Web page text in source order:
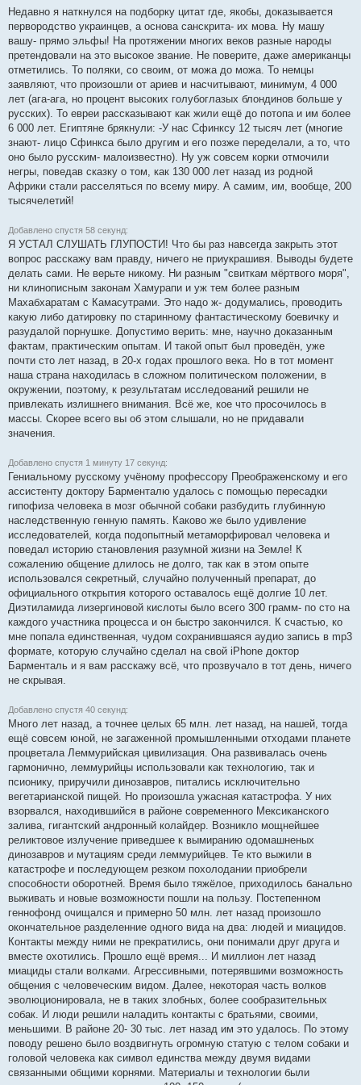
Недавно я наткнулся на подборку цитат где, якобы, доказывается
первородство украинцев, а основа санскрита- их мова. Ну машу
вашу- прямо эльфы! На протяжении многих веков разные народы
претендовали на это высокое звание. Не поверите, даже американцы
отметились. То поляки, со своим, от можа до можа. То немцы
заявляют, что произошли от ариев и насчитывают, минимум, 4 000
лет (ага-ага, но процент высоких голубоглазых блондинов больше у
русских). То евреи рассказывают как жили ещё до потопа и им более
6 000 лет. Египтяне брякнули: -У нас Сфинксу 12 тысяч лет (многие
знают- лицо Сфинкса было другим и его позже переделали, а то, что
оно было русским- малоизвестно). Ну уж совсем корки отмочили
негры, поведав сказку о том, как 130 000 лет назад из родной
Африки стали расселяться по всему миру. А самим, им, вообще, 200
тысячелетий!
Добавлено спустя 58 секунд:
Я УСТАЛ СЛУШАТЬ ГЛУПОСТИ! Что бы раз навсегда закрыть этот
вопрос расскажу вам правду, ничего не приукрашивя. Выводы будете
делать сами. Не верьте никому. Ни разным "свиткам мёртвого моря",
ни клинописным законам Хамурапи и уж тем более разным
Махабхаратам с Камасутрами. Это надо ж- додумались, проводить
какую либо датировку по старинному фантастическому боевичку и
разудалой порнушке. Допустимо верить: мне, научно доказанным
фактам, практическим опытам. И такой опыт был проведён, уже
почти сто лет назад, в 20-х годах прошлого века. Но в тот момент
наша страна находилась в сложном политическом положении, в
окружении, поэтому, к результатам исследований решили не
привлекать излишнего внимания. Всё же, кое что просочилось в
массы. Скорее всего вы об этом слышали, но не придавали
значения.
Добавлено спустя 1 минуту 17 секунд:
Гениальному русскому учёному профессору Преображенскому и его
ассистенту доктору Барменталю удалось с помощью пересадки
гипофиза человека в мозг обычной собаки разбудить глубинную
наследственную генную память. Каково же было удивление
исследователей, когда подопытный метаморфировал человека и
поведал историю становления разумной жизни на Земле! К
сожалению общение длилось не долго, так как в этом опыте
использовался секретный, случайно полученный препарат, до
официального открытия которого оставалось ещё долгие 10 лет.
Диэтиламида лизергиновой кислоты было всего 300 грамм- по сто на
каждого участника процесса и он быстро закончился. К счастью, ко
мне попала единственная, чудом сохранившаяся аудио запись в mp3
формате, которую случайно сделал на свой iPhоne доктор
Барменталь и я вам расскажу всё, что прозвучало в тот день, ничего
не скрывая.
Добавлено спустя 40 секунд:
Много лет назад, а точнее целых 65 млн. лет назад, на нашей, тогда
ещё совсем юной, не загаженной промышленными отходами планете
процветала Леммурийская цивилизация. Она развивалась очень
гармонично, леммурийцы использовали как технологию, так и
псионику, приручили динозавров, питались исключительно
вегетарианской пищей. Но произошла ужасная катастрофа. У них
взорвался, находившийся в районе современного Мексиканского
залива, гигантский андронный колайдер. Возникло мощнейшее
реликтовое излучение приведшее к вымиранию одомашненых
динозавров и мутациям среди леммурийцев. Те кто выжили в
катастрофе и последующем резком похолодании приобрели
способности оборотней. Время было тяжёлое, приходилось банально
выживать и новые возможности пошли на пользу. Постепенном
геннофонд очищался и примерно 50 млн. лет назад произошло
окончательное разделенние одного вида на два: людей и миацидов.
Контакты между ними не прекратились, они понимали друг друга и
вместе охотились. Прошло ещё время... И миллион лет назад
миациды стали волками. Агрессивными, потерявшими возможность
общения с человеческим видом. Далее, некоторая часть волков
эволюционировала, не в таких злобных, более сообразительных
собак. И люди решили наладить контакты с братьями, своими,
меньшими. В районе 20- 30 тыс. лет назад им это удалось. По этому
поводу решено было воздвигнуть огромную статую с телом собаки и
головой человека как символ единства между двумя видами
связанными общими корнями. Материалы и технологии были